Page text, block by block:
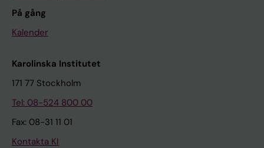
På gång
Kalender
Karolinska Institutet
171 77 Stockholm
Tel: 08-524 800 00
Fax: 08-31 11 01
Kontakta KI